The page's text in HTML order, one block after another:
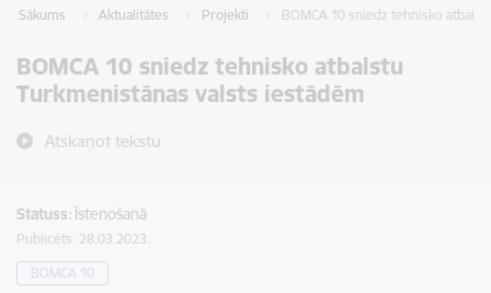
Sākums Aktualitātes Projekti BOMCA 10 sniedz tehnisko
BOMCA 10 sniedz tehnisko atbalstu
Turkmenistānas valsts iestādēm
Atskaņot tekstu
Statuss:Īstenošanā
Publicēts: 28.03.2023.
BOMCA 10